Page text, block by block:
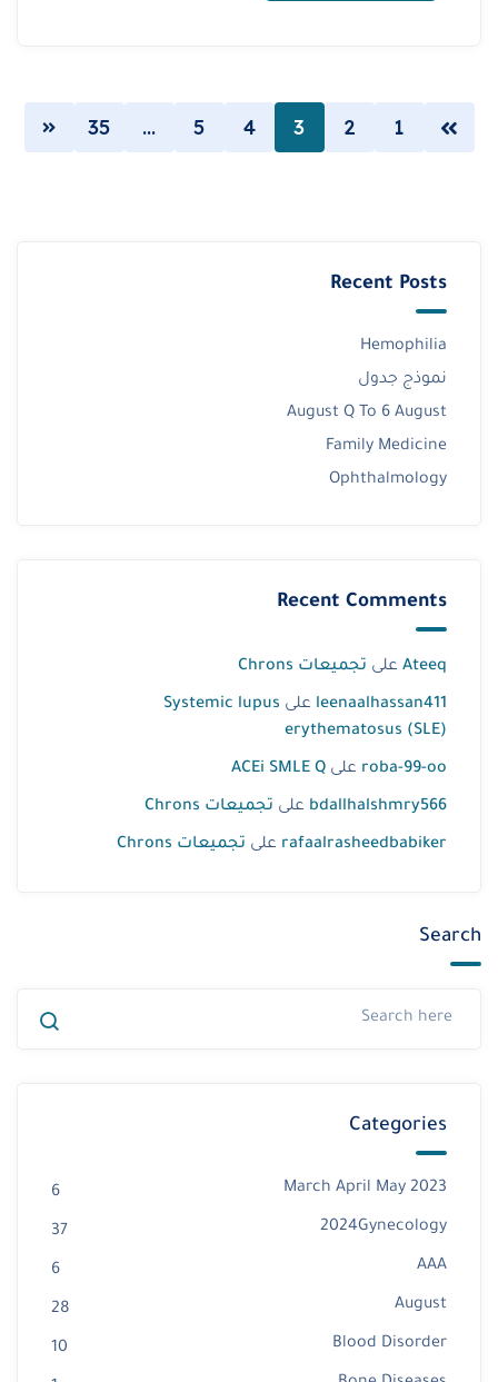
1
2
3
4
5
…
35
Recent Posts
Hemophilia
نموذج جدول
August Q To 6 August
Family Medicine
Ophthalmology
Recent Comments
Ateeq على تجميعات Chrons
leenaalhassan411 على Systemic lupus
erythematosus (SLE)
roba-99-oo على ACEi SMLE Q
bdallhalshmry566 على تجميعات Chrons
rafaalrasheedbabiker على تجميعات Chrons
Search
Categories
2023 March April May
6
2024Gynecology
37
AAA
6
August
28
Blood Disorder
10